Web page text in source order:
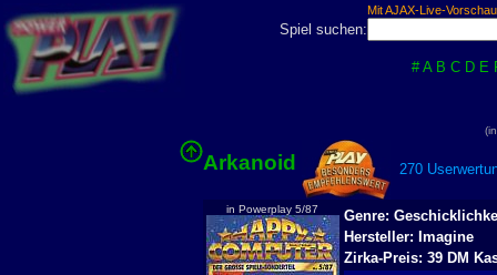
Mit AJAX-Live-
Spiel suchen:
# A B C D E
Arkanoid 270
in Powerplay 5/87
Genre:
Hersteller: Imagine
Zirka-Preis: 39 DM